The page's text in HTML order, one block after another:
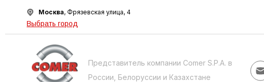
Москва, Фрязевская улица, 4
Выбрать город
Представитель компании Comer S.P.A. в
России, Белоруссии и Казахстане